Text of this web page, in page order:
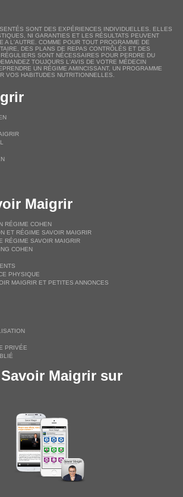
SONT DES EXPÉRIENCES INDIVIDUELLES. ELLES
NI GARANTIES ET LES RÉSULTATS PEUVENT
A L'AUTRE. COMME POUR TOUT PROGRAMME DE
DES PLANS DE REPAS CONTRÔLÉS ET DES
SONT NÉCESSAIRES POUR PERDRE DU
TOUJOURS L'AVIS DE VOTRE MÉDECIN
UN RÉGIME AMINCISSANT, UN PROGRAMME
VOS HABITUDES NUTRITIONNELLES.
Maigrir
RÉGIME COHEN
ET RÉGIME SAVOIR MAIGRIR
RÉGIME SAVOIR MAIGRIR
COHEN
PHYSIQUE
MAIGRIR ET PETITES ANNONCES
PRIVÉE
Maigrir sur